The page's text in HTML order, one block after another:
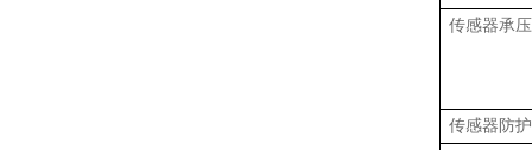
传感器承
传感器防